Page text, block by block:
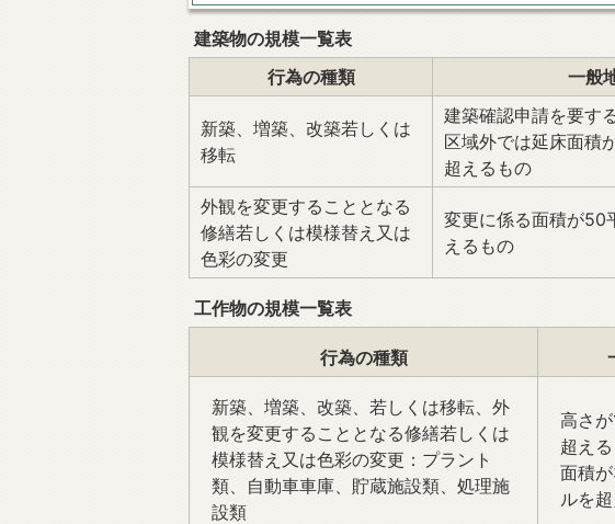
建築物の規模一覧表
行為の種類
一般
新築、増築、改築若しくは
移転
建築確認申請を要す
区域外では延床面積
超えるもの
外観を変更することとなる
修繕若しくは模様替え又は
色彩の変更
変更に係る面積が50
えるもの
工作物の規模一覧表
行為の種類
新築、増築、改築、若しくは移転、外
観を変更することとなる修繕若しくは
模様替え又は色彩の変更：プラント
類、自動車車庫、貯蔵施設類、処理施
設類
高さ
超え
面積
ルを